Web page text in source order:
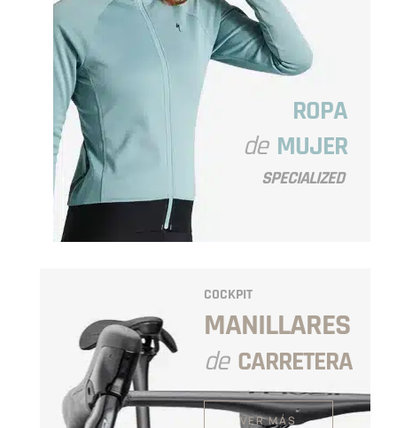
ROPA
de MUJER
SPECIALIZED
MANILLARES
de CARRETERA
COCKPIT
VER MÁS